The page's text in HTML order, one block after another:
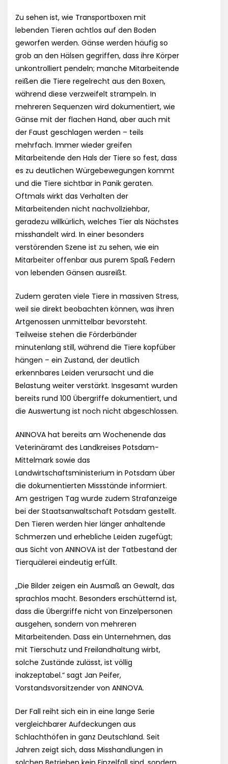
Zu sehen ist, wie Transportboxen mit
lebenden Tieren achtlos auf den Boden
geworfen werden. Gänse werden häufig so
grob an den Hälsen gegriffen, dass ihre Körper
unkontrolliert pendeln; manche Mitarbeitende
reißen die Tiere regelrecht aus den Boxen,
während diese verzweifelt strampeln. In
mehreren Sequenzen wird dokumentiert, wie
Gänse mit der flachen Hand, aber auch mit
der Faust geschlagen werden – teils
mehrfach. Immer wieder greifen
Mitarbeitende den Hals der Tiere so fest, dass
es zu deutlichen Würgebewegungen kommt
und die Tiere sichtbar in Panik geraten.
Oftmals wirkt das Verhalten der
Mitarbeitenden nicht nachvollziehbar,
geradezu willkürlich, welches Tier als Nächstes
misshandelt wird. In einer besonders
verstörenden Szene ist zu sehen, wie ein
Mitarbeiter offenbar aus purem Spaß Federn
von lebenden Gänsen ausreißt.
Zudem geraten viele Tiere in massiven Stress,
weil sie direkt beobachten können, was ihren
Artgenossen unmittelbar bevorsteht.
Teilweise stehen die Förderbänder
minutenlang still, während die Tiere kopfüber
hängen – ein Zustand, der deutlich
erkennbares Leiden verursacht und die
Belastung weiter verstärkt. Insgesamt wurden
bereits rund 100 Übergriffe dokumentiert, und
die Auswertung ist noch nicht abgeschlossen.
ANINOVA hat bereits am Wochenende das
Veterinäramt des Landkreises Potsdam-
Mittelmark sowie das
Landwirtschaftsministerium in Potsdam über
die dokumentierten Missstände informiert.
Am gestrigen Tag wurde zudem Strafanzeige
bei der Staatsanwaltschaft Potsdam gestellt.
Den Tieren werden hier länger anhaltende
Schmerzen und erhebliche Leiden zugefügt;
aus Sicht von ANINOVA ist der Tatbestand der
Tierquälerei eindeutig erfüllt.
„Die Bilder zeigen ein Ausmaß an Gewalt, das
sprachlos macht. Besonders erschütternd ist,
dass die Übergriffe nicht von Einzelpersonen
ausgehen, sondern von mehreren
Mitarbeitenden. Dass ein Unternehmen, das
mit Tierschutz und Freilandhaltung wirbt,
solche Zustände zulässt, ist völlig
inakzeptabel.“ sagt Jan Peifer,
Vorstandsvorsitzender von ANINOVA.
Der Fall reiht sich ein in eine lange Serie
vergleichbarer Aufdeckungen aus
Schlachthöfen in ganz Deutschland. Seit
Jahren zeigt sich, dass Misshandlungen in